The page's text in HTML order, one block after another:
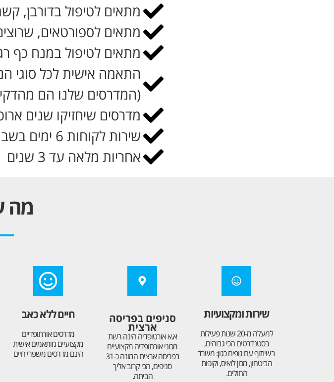
מתאים לטיפול בדורבן,
מתאים לספורטאים,
מתאים לטיפול במנח כף
התאמה אישית לכל סוגי
(המדרסים שלנו הם
מדרסים שיחזיקו שנים
שירות לקוחות 6 ימים בשבוע
אחריות מלאה עד 3 שנים
מה
שירות ומקצועיות
למעלה מ-20 שנות פעילות
בסטנדרטים הכי גבוהים,
בשיתוף עם גופים כגון: משרד
הביטחון, מכון לואיס, וקופות
החולים.
סניפים בפריסה
ארצית
א.א אורטופדיה הינה רשת
מכוני אורתופדיה מקצועיים
בפריסה ארצית המונה כ-31
סניפים, הכי קרוב אליך
הביתה.
חיים ללא כאב
מדרסים אורתופדיים
מקצועיים מותאמים אישית
הינם מדרסים משפרי חיים